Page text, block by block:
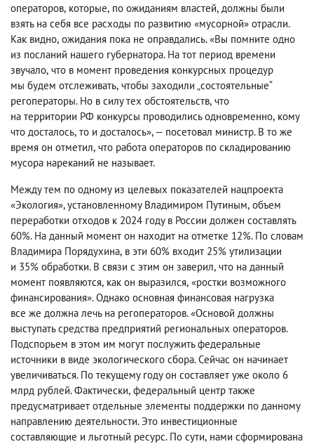
операторов, которые, по ожиданиям властей, должны были
взять на себя все расходы по развитию «мусорной» отрасли.
Как видно, ожидания пока не оправдались. «Вы помните одно
из посланий нашего губернатора. На тот период времени
звучало, что в момент проведения конкурсных процедур
мы будем отслеживать, чтобы заходили „состоятельные“
регоператоры. Но в силу тех обстоятельств, что
на территории РФ конкурсы проводились одновременно, кому
что досталось, то и досталось», — посетовал министр. В то же
время он отметил, что работа операторов по складированию
мусора нареканий не называет.
Между тем по одному из целевых показателей нацпроекта
«Экология», установленному Владимиром Путиным, объем
переработки отходов к 2024 году в России должен составлять
60%. На данный момент он находит на отметке 12%. По словам
Владимира Порядухина, в эти 60% входит 25% утилизации
и 35% обработки. В связи с этим он заверил, что на данный
момент появляются, как он выразился, «ростки возможного
финансирования». Однако основная финансовая нагрузка
все же должна лечь на регоператоров. «Основой должны
выступать средства предприятий региональных операторов.
Подспорьем в этом им могут послужить федеральные
источники в виде экологического сбора. Сейчас он начинает
увеличиваться. По текущему году он составляет уже около 6
млрд рублей. Фактически, федеральный центр также
предусматривает отдельные элементы поддержки по данному
направлению деятельности. Это инвестиционные
составляющие и льготный ресурс. По сути, нами сформирована